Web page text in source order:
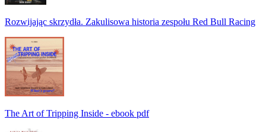
Rozwijając skrzydła. Zakulisowa historia zespołu Red Bull Racing
The Art of Tripping Inside - ebook pdf